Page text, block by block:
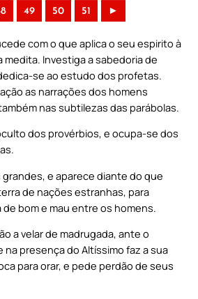
49 50 51 ►
com o que aplica o seu espirito à
medita. Investiga a sabedoria de
se ao estudo dos profetas.
as narrações dos homens
nas subtilezas das parábolas.
dos provérbios, e ocupa-se dos
e aparece diante do que
de nações estranhas, para
bom e mau entre os homens.
a velar de madrugada, ante o
na presença do Altíssimo faz a sua
para orar, e pede perdão de seus